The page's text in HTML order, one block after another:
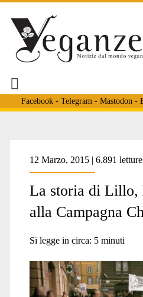
Facebook- Telegram - Mastodon -
<span>Cani
12 Marzo, 2015 | 6.891 letture
La storia di Lillo,
alla Campagna
Si legge in circa: 5 minuti